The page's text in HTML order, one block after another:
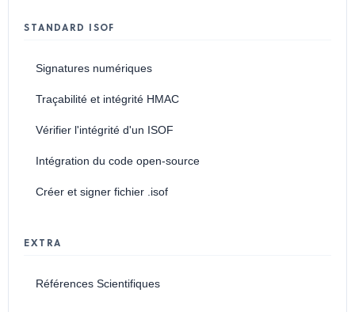
STANDARD ISOF
Signatures numériques
Traçabilité et intégrité HMAC
Vérifier l'intégrité d'un ISOF
Intégration du code open-source
Créer et signer fichier .isof
EXTRA
Références Scientifiques